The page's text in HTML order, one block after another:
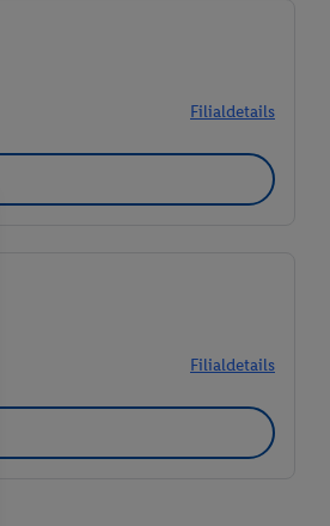
Filialdetails
Filialdetails